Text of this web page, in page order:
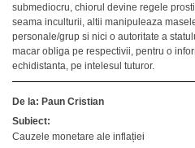
submediocru, chiorul devine regele
seama inculturii, altii manipuleaza
personale/grup si nici o autoritate a
macar obliga pe respectivii, pentru o
echidistanta, pe intelesul tuturor.
De la: Paun Cristian
Subiect:
Cauzele monetare ale inflației